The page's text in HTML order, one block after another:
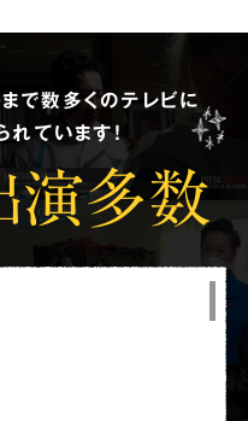
で数多くのテレビに
れています!
演多数